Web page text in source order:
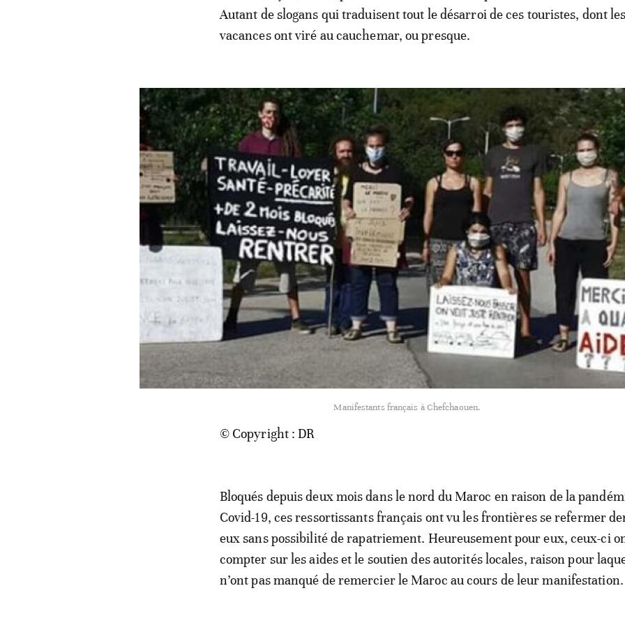
Autant de slogans qui traduisent tout le désarroi de ces touristes, dont
vacances ont viré au cauchemar, ou presque.
Manifestants français à Chefchaouen.
© Copyright : DR
Bloqués depuis deux mois dans le nord du Maroc en raison de la
Covid-19, ces ressortissants français ont vu les frontières se refermer
eux sans possibilité de rapatriement. Heureusement pour eux, ceux-ci
compter sur les aides et le soutien des autorités locales, raison pour
n’ont pas manqué de remercier le Maroc au cours de leur manifestation.